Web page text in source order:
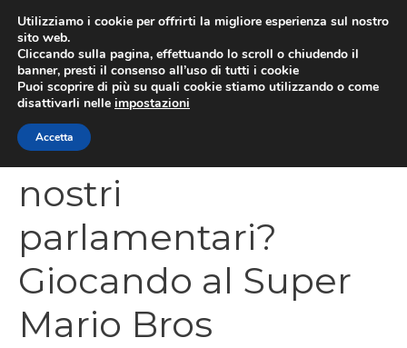
contenuto
Come lavorano i
nostri
parlamentari?
Giocando al Super
Mario Bros
Utilizziamo i cookie per offrirti la migliore esperienza sul nostro
sito web.
Cliccando sulla pagina, effettuando lo scroll o chiudendo il
banner, presti il consenso all’uso di tutti i cookie
Puoi scoprire di più su quali cookie stiamo utilizzando o come
disattivarli nelle impostazioni
Accetta